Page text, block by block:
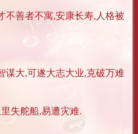
不善者不寓,安康长寿,人格被
谋大,可遂大志大业,克破万难
失舵船,易遭灾难.